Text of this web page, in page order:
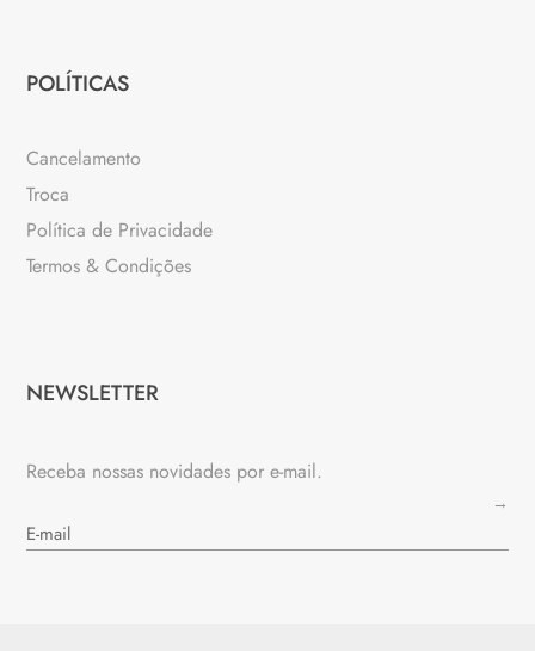
POLÍTICAS
Cancelamento
Troca
Política de Privacidade
Termos & Condições
NEWSLETTER
Receba nossas novidades por e-mail.
→